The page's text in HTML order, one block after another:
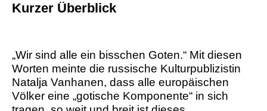
Kurzer Überblick
„Wir sind alle ein bisschen Goten.“ Mit diesen
Worten meinte die russische Kulturpublizistin
Natalja Vanhanen, dass alle europäischen
Völker eine „gotische Komponente“ in sich